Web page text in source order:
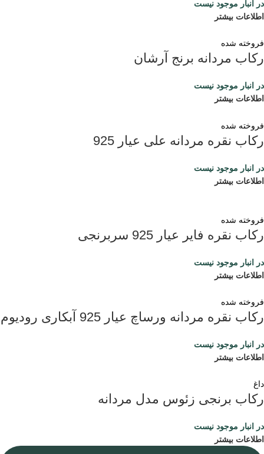
در انبار موجود نیست
اطلاعات بیشتر
فروخته شده
رکاب مردانه برنج آرشان
در انبار موجود نیست
اطلاعات بیشتر
فروخته شده
رکاب نقره مردانه علی عیار 925
در انبار موجود نیست
اطلاعات بیشتر
فروخته شده
رکاب نقره فایر عیار 925 سربرنجی
در انبار موجود نیست
اطلاعات بیشتر
فروخته شده
رکاب نقره مردانه ورساچ عیار 925 آبکاری رودیوم
در انبار موجود نیست
اطلاعات بیشتر
داغ
رکاب برنجی زئوس مدل مردانه
در انبار موجود نیست
اطلاعات بیشتر